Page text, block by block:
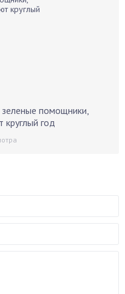
помощники,
год